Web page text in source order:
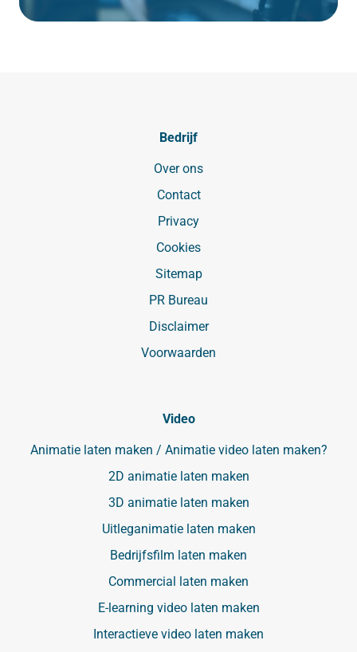
Bedrijf
Over ons
Contact
Privacy
Cookies
Sitemap
PR Bureau
Disclaimer
Voorwaarden
Video
Animatie laten maken / Animatie video laten maken?
2D animatie laten maken
3D animatie laten maken
Uitleganimatie laten maken
Bedrijfsfilm laten maken
Commercial laten maken
E-learning video laten maken
Interactieve video laten maken